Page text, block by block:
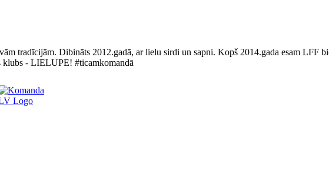
tradīcijām. Dibināts 2012.gadā, ar lielu sirdi un sapni. Kopš 2014.gada esam LFF
klubs - LIELUPE! #ticamkomandā